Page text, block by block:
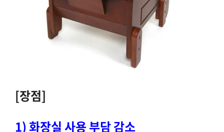
[장점]
1) 화장실 사용 부담 감소